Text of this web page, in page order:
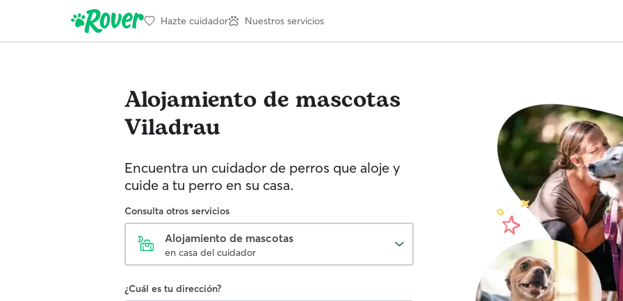
Hazte cuidador Nuestros servicios
Alojamiento de mascotas
Viladrau
Encuentra un cuidador de perros que aloje y
cuide a tu perro en su casa.
Consulta otros servicios
Alojamiento de mascotas
en casa del cuidador
¿Cuál es tu dirección?